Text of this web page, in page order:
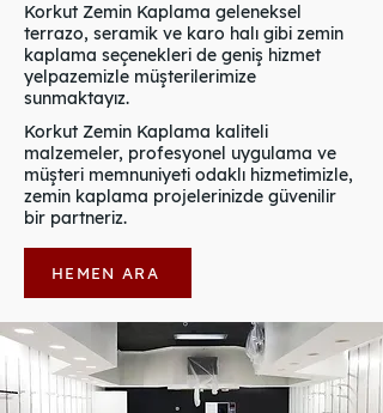
Korkut Zemin Kaplama geleneksel
terrazo, seramik ve karo halı gibi zemin
kaplama seçenekleri de geniş hizmet
yelpazemizle müşterilerimize
sunmaktayız.
Korkut Zemin Kaplama kaliteli
malzemeler, profesyonel uygulama ve
müşteri memnuniyeti odaklı hizmetimizle,
zemin kaplama projelerinizde güvenilir
bir partneriz.
HEMEN ARA